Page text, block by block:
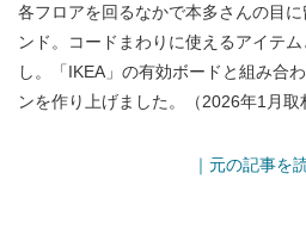
各フロアを回るなかで本多さんの目
ンド。コードまわりに使えるアイテ
し。「IKEA」の有効ボードと組み合
ンを作り上げました。（2026年1月取
｜元の記事を